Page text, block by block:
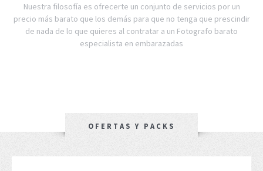
Nuestra filosofía es ofrecerte un conjunto de servicios por un
precio más barato que los demás para que no tenga que prescindir
de nada de lo que quieres al contratar a un Fotografo barato
especialista en embarazadas
OFERTAS Y PACKS